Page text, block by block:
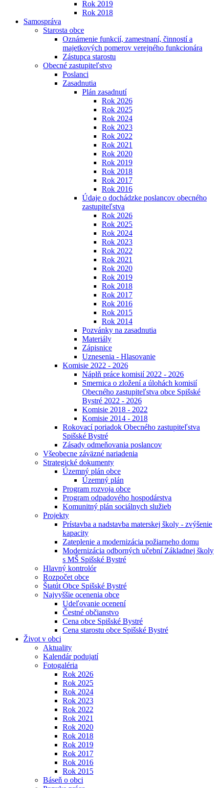
Rok 2019
Rok 2018
Samospráva
Starosta obce
Oznámenie funkcií, zamestnaní, činností a
majetkových pomerov verejného funkcionára
Zástupca starostu
Obecné zastupiteľstvo
Poslanci
Zasadnutia
Plán zasadnutí
Rok 2026
Rok 2025
Rok 2024
Rok 2023
Rok 2022
Rok 2021
Rok 2020
Rok 2019
Rok 2018
Rok 2017
Rok 2016
Údaje o dochádzke poslancov obecného
zastupiteľstva
Rok 2026
Rok 2025
Rok 2024
Rok 2023
Rok 2022
Rok 2021
Rok 2020
Rok 2019
Rok 2018
Rok 2017
Rok 2016
Rok 2015
Rok 2014
Pozvánky na zasadnutia
Materiály
Zápisnice
Uznesenia - Hlasovanie
Komisie 2022 - 2026
Náplň práce komisií 2022 - 2026
Smernica o zložení a úlohách komisií
Obecného zastupiteľstva obce Spišské
Bystré 2022 - 2026
Komisie 2018 - 2022
Komisie 2014 - 2018
Rokovací poriadok Obecného zastupiteľstva
Spišské Bystré
Zásady odmeňovania poslancov
Všeobecne záväzné nariadenia
Strategické dokumenty
Územný plán obce
Územný plán
Program rozvoja obce
Program odpadového hospodárstva
Komunitný plán sociálnych služieb
Projekty
Prístavba a nadstavba materskej školy - zvýšenie
kapacity
Zateplenie a modernizácia požiarneho domu
Modernizácia odborných učební Základnej školy
s MŠ Spišské Bystré
Hlavný kontrolór
Rozpočet obce
Štatút Obce Spišské Bystré
Najvyššie ocenenia obce
Udeľovanie ocenení
Čestné občianstvo
Cena obce Spišské Bystré
Cena starostu obce Spišské Bystré
Život v obci
Aktuality
Kalendár podujatí
Fotogaléria
Rok 2026
Rok 2025
Rok 2024
Rok 2023
Rok 2022
Rok 2021
Rok 2020
Rok 2018
Rok 2019
Rok 2017
Rok 2016
Rok 2015
Báseň o obci